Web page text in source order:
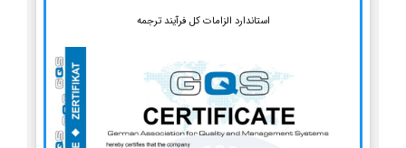
استاندارد الزامات کل فرآیند ترجمه